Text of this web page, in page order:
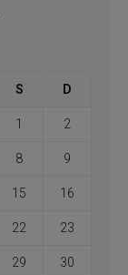
S D
1 2
8 9
15 16
22 23
29 30